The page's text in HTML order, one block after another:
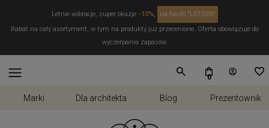
Letnie wibracje, super okazje -10%,
na hasło "LATO26"
Rabat na cały asortyment, w tym na produkty już przecenione. Oferta obowiązuje do
wyczerpania zapasów.
Marki Dla architekta Blog Prezentownik